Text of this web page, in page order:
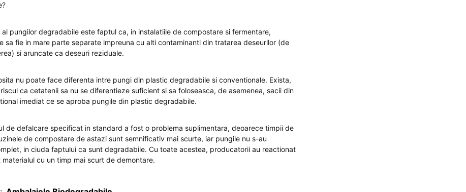
pungilor degradabile este faptul ca, in instalatiile de compostare si fermentare,
sa fie in mare parte separate impreuna cu alti contaminanti din tratarea deseurilor (de
si aruncate ca deseuri reziduale.
nu poate face diferenta intre pungi din plastic degradabile si conventionale. Exista,
ca cetatenii sa nu se diferentieze suficient si sa foloseasca, de asemenea, sacii din
imediat ce se aproba pungile din plastic degradabile.
de defalcare specificat in standard a fost o problema suplimentara, deoarece timpii de
de compostare de astazi sunt semnificativ mai scurte, iar pungile nu s-au
in ciuda faptului ca sunt degradabile. Cu toate acestea, producatorii au reactionat
cu un timp mai scurt de demontare.